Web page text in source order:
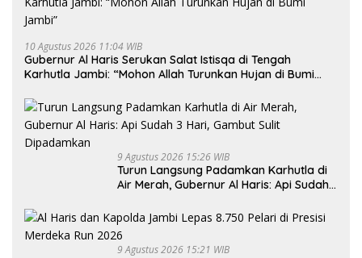
10 Agustus 2026 11:04 WIB
Gubernur Al Haris Serukan Salat Istisqa di Tengah
Karhutla Jambi: “Mohon Allah Turunkan Hujan di Bumi
9 Agustus 2026 15:26 WIB
Turun Langsung Padamkan Karhutla di
Air Merah, Gubernur Al Haris: Api Sudah
9 Agustus 2026 15:21 WIB